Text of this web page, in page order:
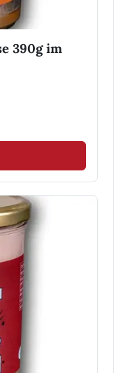
390g im